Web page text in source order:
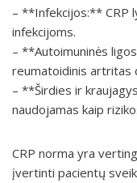
– **Infekcijos:** CRP
infekcijoms.
– **Autoimuninės
reumatoidinis artritas
– **Širdies ir
naudojamas kaip
CRP norma yra
įvertinti pacientų